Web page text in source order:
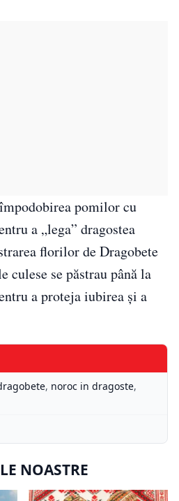
pomilor cu
a „lega” dragostea
florilor de Dragobete
se păstrau până la
a proteja iubirea și a
, noroc in dragoste,
NOASTRE